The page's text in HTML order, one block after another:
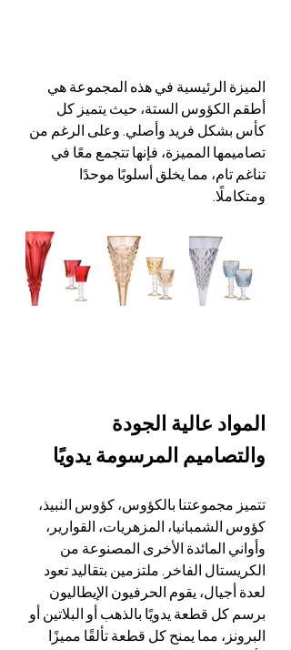
الميزة الرئيسية في هذه المجموعة هي
أطقم الكؤوس الستة، حيث يتميز كل
كأس بشكل فريد وأصلي. وعلى الرغم من
تصاميمها المميزة، فإنها تتجمع معًا في
تناغم تام، مما يخلق أسلوبًا موحدًا
ومتكاملًا.
المواد عالية الجودة
والتصاميم المرسومة يدويًا
تتميز مجموعتنا بالكؤوس، كؤوس النبيذ،
كؤوس الشمبانيا، المزهريات، القوارير،
وأواني المائدة الأخرى المصنوعة من
الكريستال الفاخر. ملتزمين بتقاليد تعود
لعدة أجيال، يقوم الحرفيون الإيطاليون
برسم كل قطعة يدويًا بالذهب أو البلاتين أو
البرونز، مما يمنح كل قطعة تألقًا مميزًا